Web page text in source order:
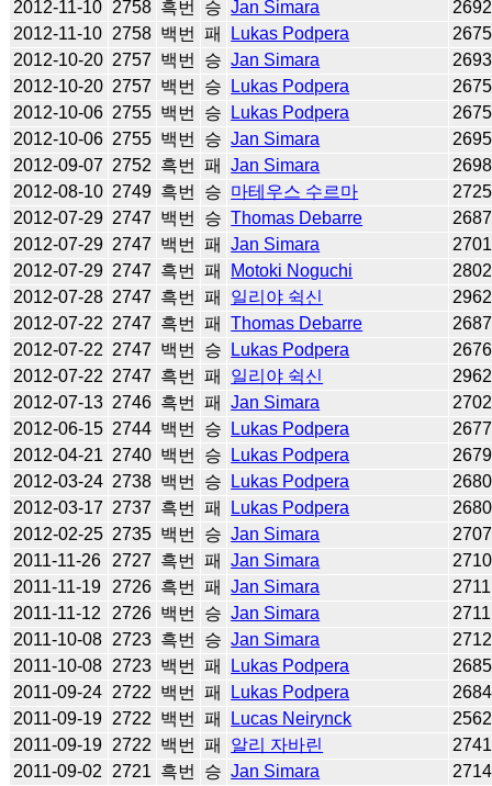
2012-11-10 2758 흑번 승 Jan Simara
2692
2012-11-10 2758 백번 패 Lukas Podpera
2675
2012-10-20 2757 백번 승 Jan Simara
2693
2012-10-20 2757 백번 승 Lukas Podpera
2675
2012-10-06 2755 백번 승 Lukas Podpera
2675
2012-10-06 2755 백번 승 Jan Simara
2695
2012-09-07 2752 흑번 패 Jan Simara
2698
2012-08-10 2749 흑번 승 마테우스 수르마
2725
2012-07-29 2747 백번 승 Thomas Debarre
2687
2012-07-29 2747 백번 패 Jan Simara
2701
2012-07-29 2747 흑번 패 Motoki Noguchi
2802
2012-07-28 2747 흑번 패 일리야 쉭신
2962
2012-07-22 2747 흑번 패 Thomas Debarre
2687
2012-07-22 2747 백번 승 Lukas Podpera
2676
2012-07-22 2747 흑번 패 일리야 쉭신
2962
2012-07-13 2746 흑번 패 Jan Simara
2702
2012-06-15 2744 백번 승 Lukas Podpera
2677
2012-04-21 2740 백번 승 Lukas Podpera
2679
2012-03-24 2738 백번 승 Lukas Podpera
2680
2012-03-17 2737 흑번 패 Lukas Podpera
2680
2012-02-25 2735 백번 승 Jan Simara
2707
2011-11-26
2727 흑번 패 Jan Simara
2710
2011-11-19
2726 흑번 패 Jan Simara
2711
2011-11-12
2726 백번 승 Jan Simara
2711
2011-10-08 2723 흑번 승 Jan Simara
2712
2011-10-08 2723 백번 패 Lukas Podpera
2685
2011-09-24 2722 백번 패 Lukas Podpera
2684
2011-09-19 2722 백번 패 Lucas Neirynck
2562
2011-09-19 2722 백번 패 알리 자바린
2741
2011-09-02
2721 흑번 승 Jan Simara
2714